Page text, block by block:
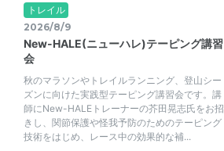
トレイル
2026/8/9
New-HALE(ニューハレ)テーピング講習
会
秋のマラソンやトレイルランニング、登山シー
ズンに向けた実践型テーピング講習会です。講
師にNew-HALEトレーナーの芥田晃志氏をお招
きし、関節保護や怪我予防のためのテーピング
技術をはじめ、レース中の効果的な補...